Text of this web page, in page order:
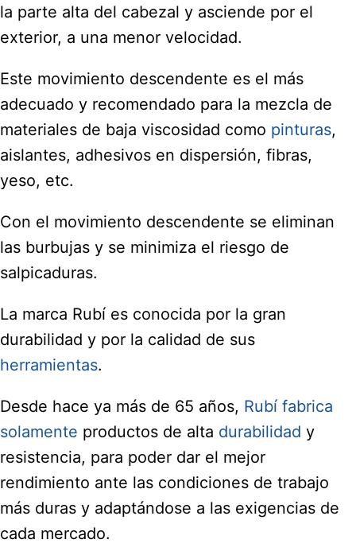
la parte alta del cabezal y asciende por el
exterior, a una menor velocidad.
Este movimiento descendente es el más
adecuado y recomendado para la mezcla de
materiales de baja viscosidad como pinturas,
aislantes, adhesivos en dispersión, fibras,
yeso, etc.
Con el movimiento descendente se eliminan
las burbujas y se minimiza el riesgo de
salpicaduras.
La marca Rubí es conocida por la gran
durabilidad y por la calidad de sus
herramientas.
Desde hace ya más de 65 años, Rubí fabrica
solamente productos de alta durabilidad y
resistencia, para poder dar el mejor
rendimiento ante las condiciones de trabajo
más duras y adaptándose a las exigencias de
cada mercado.